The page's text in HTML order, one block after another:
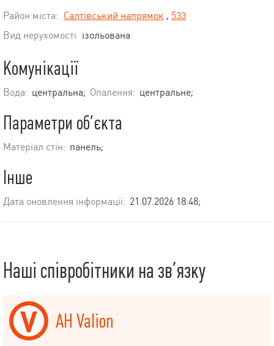
Район міста: Салтівський напрямок , 533
Вид нерухомості ізольована
Комунікації
Вода: центральна; Опалення: центральне;
Параметри об’єкта
Матеріал стін: панель;
Інше
Дата оновлення інформації: 21.07.2026 18:48;
Наші співробітники на зв’язку
АН Valion